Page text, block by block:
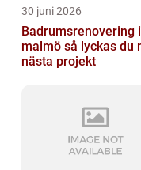
30 juni 2026
Badrumsrenovering i
malmö så lyckas du med
nästa projekt